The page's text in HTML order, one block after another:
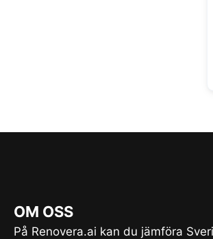
OM OSS
På Renovera.ai kan du jämföra